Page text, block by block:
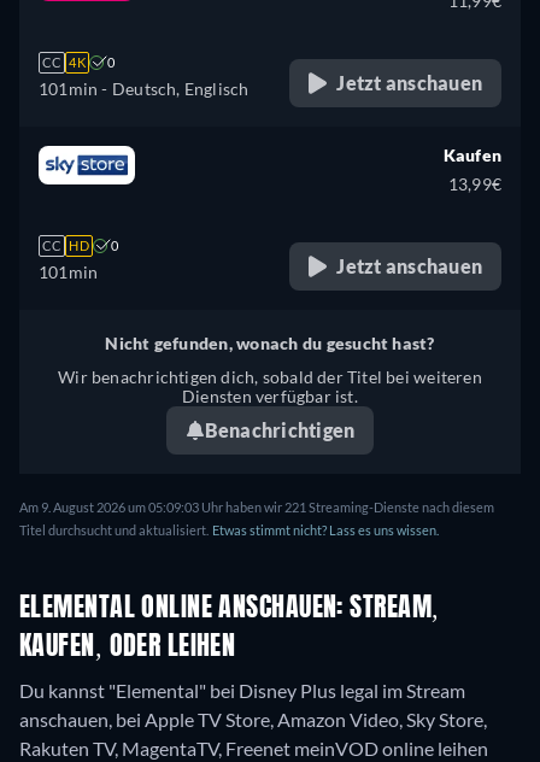
Norwegisch, Polnisch,
Portugiesisch, Schwedisch,
CC 4K 0
101min - Deutsch, Englisch Jetzt anschauen
CC HD 0
101min
Kaufen
13,99€
Jetzt anschauen
Nicht gefunden, wonach du gesucht hast?
Wir benachrichtigen dich, sobald der Titel bei weiteren
Diensten verfügbar ist.
Benachrichtigen
Am 9. August 2026 um 05:09:03 Uhr haben wir 221 Streaming-Dienste nach diesem
Titel durchsucht und aktualisiert. Etwas stimmt nicht? Lass es uns wissen.
ELEMENTAL ONLINE ANSCHAUEN: STREAM,
KAUFEN, ODER LEIHEN
Du kannst "Elemental" bei Disney Plus legal im Stream
anschauen, bei Apple TV Store, Amazon Video, Sky Store,
Rakuten TV, MagentaTV, Freenet meinVOD online leihen